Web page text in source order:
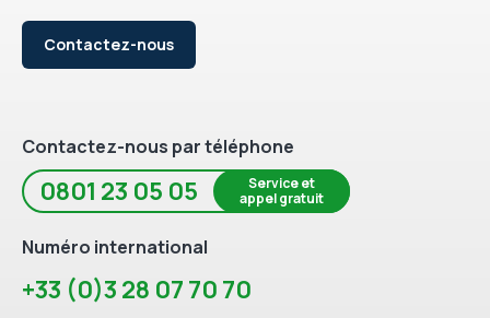
Contactez-nous
Contactez-nous par téléphone
0801 23 05 05
Service et
appel gratuit
Numéro international
+33 (0)3 28 07 70 70